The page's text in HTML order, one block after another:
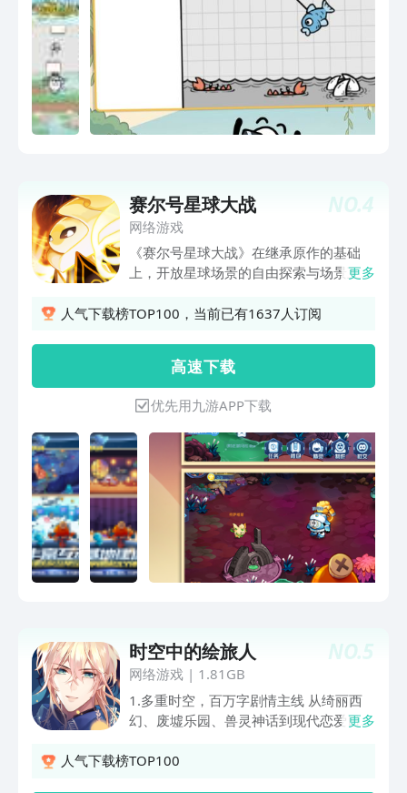
NO.4
赛尔号星球大战
网络游戏
《赛尔号星球大战》在继承原作的基础
上，开放星球场景的自由探索与场景互
精灵。此外，玩家还能建造自己的基地、
并在对战中完美重现18种属性相克。另
外，精灵还能在基地帮助玩家生产建造。
更多
人气下载榜TOP100，当前已有1637人订阅
高 速 下 载
优先用九游APP下载
NO.5
时空中的绘旅人
网络游戏| 1.81GB
1.多重时空，百万字剧情主线 从绮丽西
幻、废墟乐园、兽灵神话到现代恋爱日
2.多线剧情，探寻不同结局 剧情采用分
更多
人气下载榜TOP100